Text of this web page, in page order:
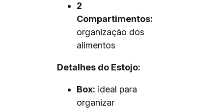
2
Compartimentos:
organização dos
alimentos
Detalhes do Estojo:
Box: ideal para
organizar